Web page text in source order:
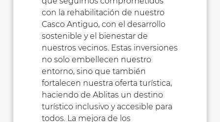
con la rehabilitación de nuestro
Casco Antiguo, con el desarrollo
sostenible y el bienestar de
nuestros vecinos. Estas inversiones
no solo embellecen nuestro
entorno, sino que también
fortalecen nuestra oferta turística,
haciendo de Ablitas un destino
turístico inclusivo y accesible para
todos. La mejora de los